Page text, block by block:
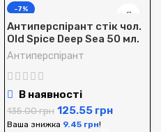
-7%
Антиперспірант стік чол.
Old Spice Deep Sea 50 мл.
Антиперспірант
В наявності
135.00грн 125.55 грн
Ваша знижка 9.45 грн!